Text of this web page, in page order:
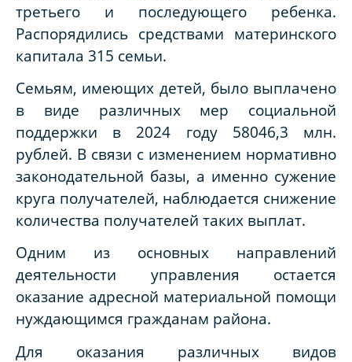
третьего и последующего ребенка.
Распорядились средствами материнского
капитала 315 семьи.
Семьям, имеющих детей, было выплачено
в виде различных мер социальной
поддержки в 2024 году 58046,3 млн.
рублей. В связи с изменением нормативно
законодательной базы, а именно сужение
круга получателей, наблюдается снижение
количества получателей таких выплат.
Одним из основных направлений
деятельности управления остается
оказание адресной материальной помощи
нуждающимся гражданам района.
Для оказания различных видов